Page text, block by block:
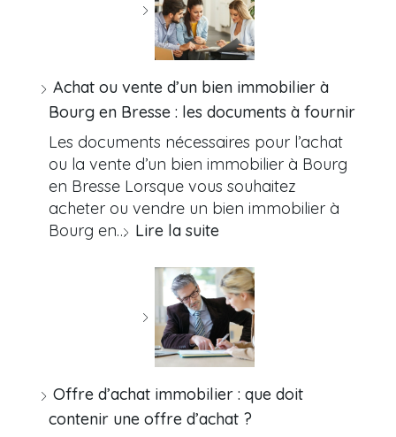
Achat ou vente d’un bien immobilier à
Bourg en Bresse : les documents à fournir
Les documents nécessaires pour l’achat
ou la vente d’un bien immobilier à Bourg
en Bresse Lorsque vous souhaitez
acheter ou vendre un bien immobilier à
Bourg en… Lire la suite
Offre d’achat immobilier : que doit
contenir une offre d’achat ?